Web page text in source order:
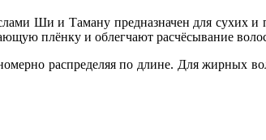
Ши и Таману предназначен для сухих и
плёнку и облегчают расчёсывание
распределяя по длине. Для жирных